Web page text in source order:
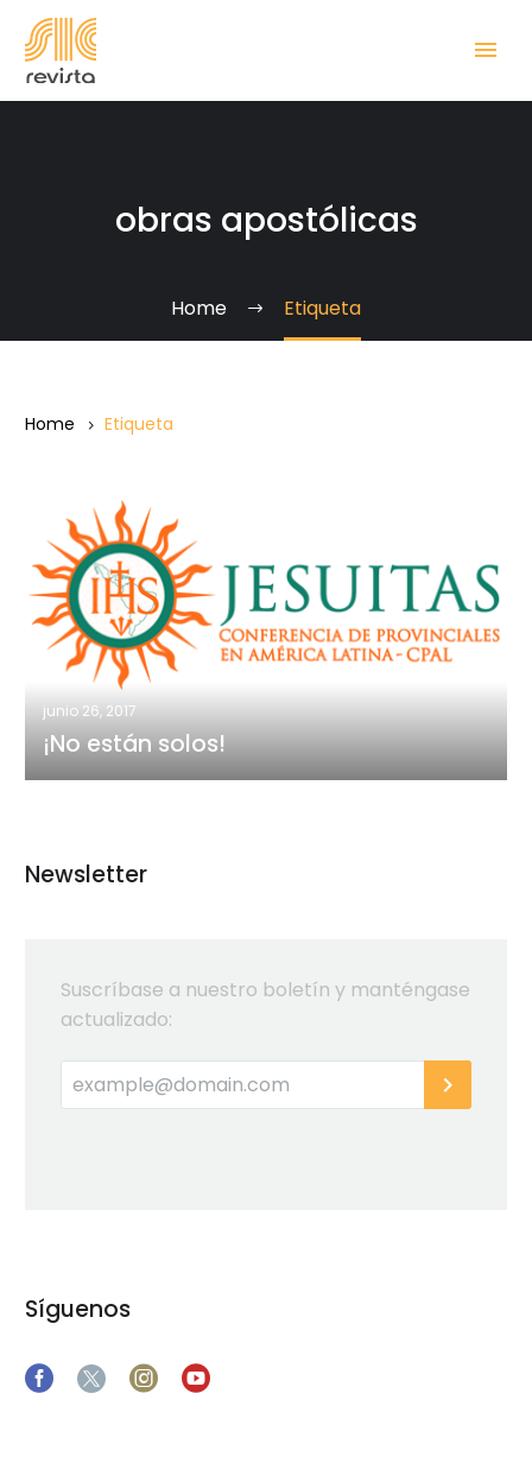
obras apostólicas
Home Etiqueta
Home Etiqueta
están
solos!
junio 26, 2017
¡No están solos!
Newsletter
Suscríbase a nuestro boletín y manténgase
actualizado:
Síguenos